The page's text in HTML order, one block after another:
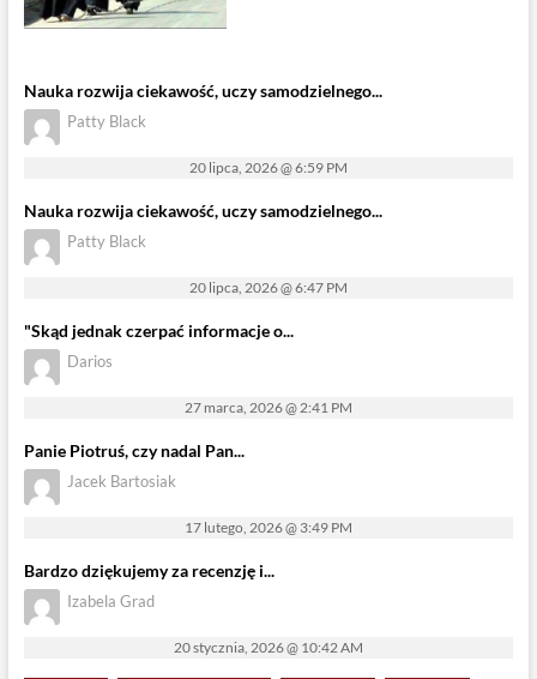
Nauka rozwija ciekawość, uczy samodzielnego...
Patty Black
20 lipca, 2026 @ 6:59 PM
Nauka rozwija ciekawość, uczy samodzielnego...
Patty Black
20 lipca, 2026 @ 6:47 PM
"Skąd jednak czerpać informacje o...
Darios
27 marca, 2026 @ 2:41 PM
Panie Piotruś, czy nadal Pan...
Jacek Bartosiak
17 lutego, 2026 @ 3:49 PM
Bardzo dziękujemy za recenzję i...
Izabela Grad
20 stycznia, 2026 @ 10:42 AM